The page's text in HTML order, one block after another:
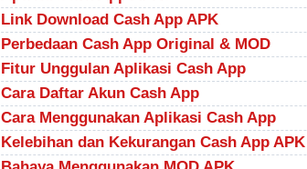
Link Download Cash App APK
Perbedaan Cash App Original & MOD
Fitur Unggulan Aplikasi Cash App
Cara Daftar Akun Cash App
Cara Menggunakan Aplikasi Cash App
Kelebihan dan Kekurangan Cash App APK